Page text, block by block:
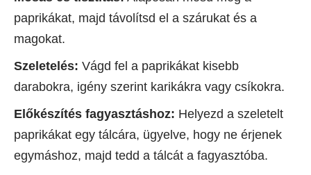
paprikákat, majd távolítsd el a szárukat és a
magokat.
Szeletelés: Vágd fel a paprikákat kisebb
darabokra, igény szerint karikákra vagy csíkokra.
Előkészítés fagyasztáshoz: Helyezd a szeletelt
paprikákat egy tálcára, ügyelve, hogy ne érjenek
egymáshoz, majd tedd a tálcát a fagyasztóba.